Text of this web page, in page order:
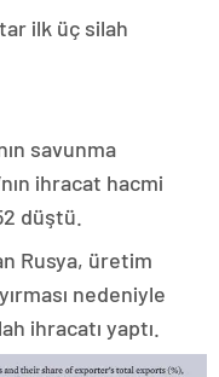
ilk üç silah
savunma
ihracat hacmi
düştü.
Rusya, üretim
nedeniyle
ihracatı yaptı.